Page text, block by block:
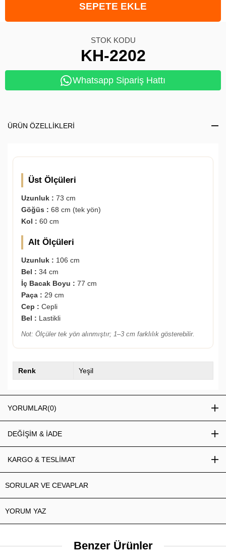
STOK KODU
KH-2202
Whatsapp Sipariş Hattı
ÜRÜN ÖZELLIKLERI
Üst Ölçüleri
Uzunluk : 73 cm
Göğüs : 68 cm (tek yön)
Kol : 60 cm
Alt Ölçüleri
Uzunluk : 106 cm
Bel : 34 cm
İç Bacak Boyu : 77 cm
Paça : 29 cm
Cep : Cepli
Bel : Lastikli
Not: Ölçüler tek yön alınmıştır; 1–3 cm farklılık gösterebilir.
Renk Yeşil
YORUMLAR(0)
DEĞİŞİM & İADE
KARGO & TESLİMAT
SORULAR VE CEVAPLAR
YORUM YAZ
Benzer Ürünler